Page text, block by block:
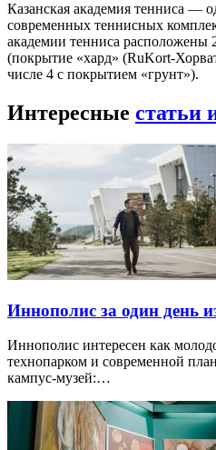
Казанская академия тенниса —
современных теннисных
академии тенниса расположены
(покрытие «хард» (RuKort-
числе 4 с покрытием «грунт»).
Интересные статьи
Иннополис за один день
Иннополис интересен как
технопарком и современной
кампус-музей:…